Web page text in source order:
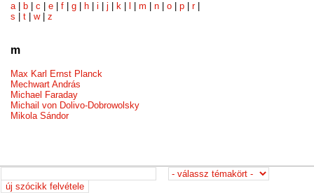
a| b |c |e |f |g h |i |j k |m |n |o |p |r|
s |t |w|z
m
Max Karl Ernst Planck
Mechwart András
Michael Faraday
Michail von Dolivo-Dobrowolsky
Mikola Sándor